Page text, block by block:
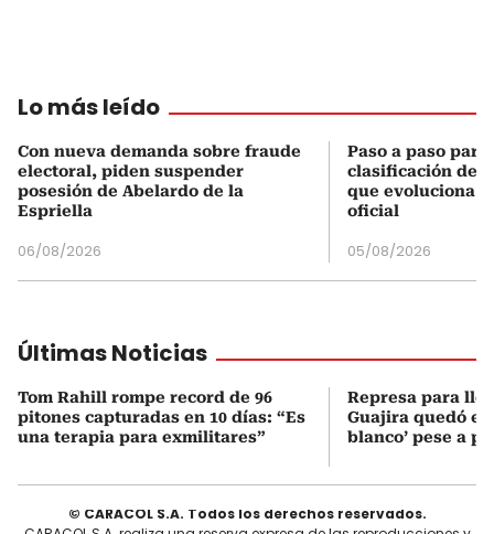
Lo más leído
Con nueva demanda sobre fraude
electoral, piden suspender
posesión de Abelardo de la
Espriella
06/08/2026
Paso a paso
clasificación del
que evoluciona
oficial
05/08/2026
Últimas Noticias
Tom Rahill rompe record de 96
pitones capturadas en 10 días: “Es
una terapia para exmilitares”
Represa para
Guajira quedó en
blanco’ pese a
© CARACOL S.A. Todos los derechos reservados.